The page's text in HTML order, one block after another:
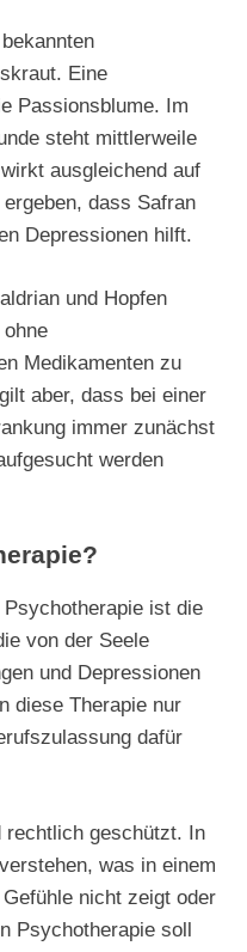
Eine
Passionsblume. Im
steht mittlerweile
ausgleichend auf
dass Safran
Depressionen hilft.
und Hopfen
Medikamenten zu
aber, dass bei einer
immer zunächst
werden
ist die
von der Seele
und Depressionen
diese Therapie nur
dafür
rechtlich geschützt. In
was in einem
nicht zeigt oder
Psychotherapie soll